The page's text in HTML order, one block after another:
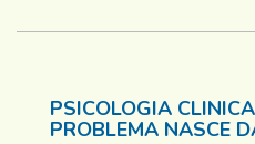
PSICOLOGIA
PROBLEMA NASCE